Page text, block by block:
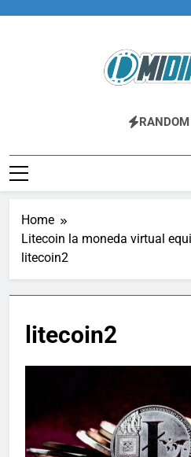
Fintech,
Home
Litecoin la moneda virtual
litecoin2
litecoin2